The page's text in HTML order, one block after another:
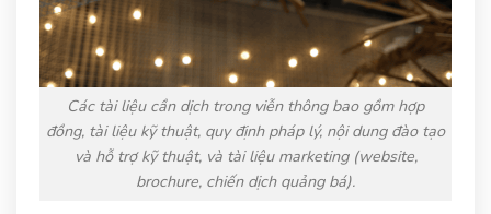
Các tài liệu cần dịch trong viễn thông bao gồm hợp
đồng, tài liệu kỹ thuật, quy định pháp lý, nội dung đào tạo
và hỗ trợ kỹ thuật, và tài liệu marketing (website,
brochure, chiến dịch quảng bá).